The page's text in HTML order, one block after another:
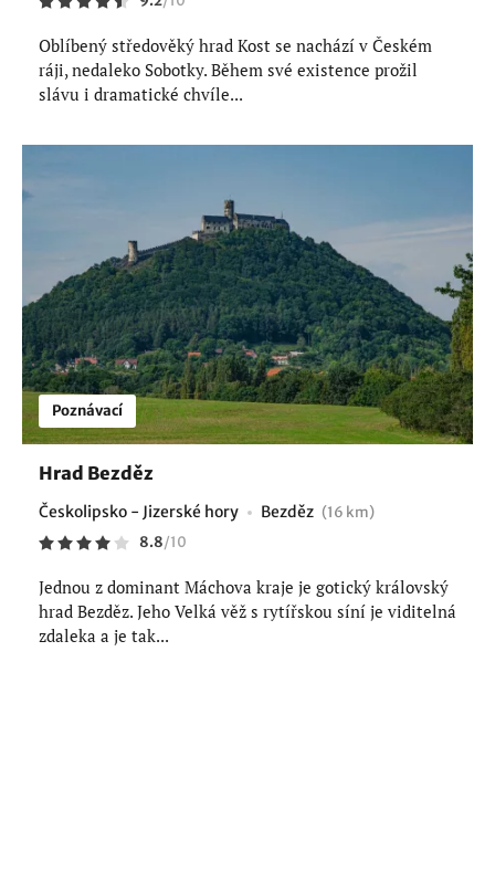
Oblíbený středověký hrad Kost se nachází v Českém
ráji, nedaleko Sobotky. Během své existence prožil
slávu i dramatické chvíle...
Poznávací
Hrad Bezděz
Českolipsko - Jizerské hory Bezděz (16 km)
8.8/10
Jednou z dominant Máchova kraje je gotický královský
hrad Bezděz. Jeho Velká věž s rytířskou síní je viditelná
zdaleka a je tak...